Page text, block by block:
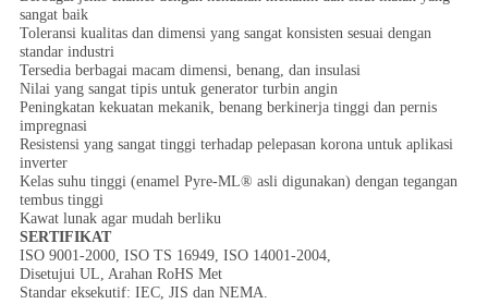
sangat baik
Toleransi kualitas dan dimensi yang sangat konsisten sesuai dengan
standar industri
Tersedia berbagai macam dimensi, benang, dan insulasi
Nilai yang sangat tipis untuk generator turbin angin
Peningkatan kekuatan mekanik, benang berkinerja tinggi dan pernis
impregnasi
Resistensi yang sangat tinggi terhadap pelepasan korona untuk aplikasi
inverter
Kelas suhu tinggi (enamel Pyre-ML® asli digunakan) dengan tegangan
tembus tinggi
Kawat lunak agar mudah berliku
SERTIFIKAT
ISO 9001-2000, ISO TS 16949, ISO 14001-2004,
Disetujui UL, Arahan RoHS Met
Standar eksekutif: IEC, JIS dan NEMA.